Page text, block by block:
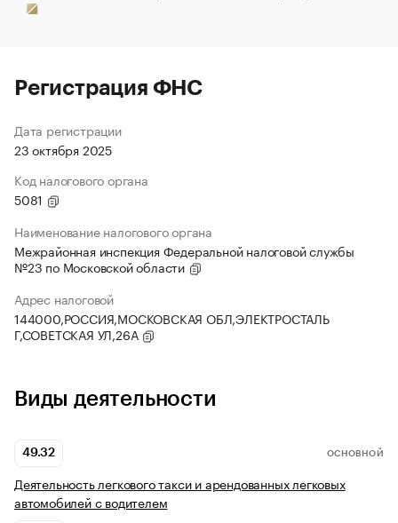
Регистрация ФНС
Дата регистрации
23 октября 2025
Код налогового органа
5081
Наименование налогового органа
Межрайонная инспекция Федеральной налоговой службы
№23 по Московской области
Адрес налоговой
144000,РОССИЯ,МОСКОВСКАЯ ОБЛ,ЭЛЕКТРОСТАЛЬ
Г,СОВЕТСКАЯ УЛ,26А
Виды деятельности
49.32 ОСНОВНОЙ
Деятельность легкового такси и арендованных легковых
автомобилей с водителем